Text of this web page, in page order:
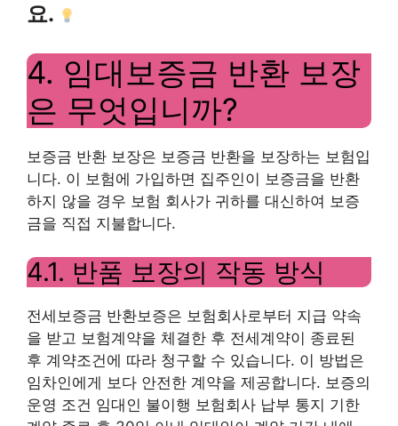
요.
4. 임대보증금 반환 보장
은 무엇입니까?
보증금 반환 보장은 보증금 반환을 보장하는 보험입
니다. 이 보험에 가입하면 집주인이 보증금을 반환
하지 않을 경우 보험 회사가 귀하를 대신하여 보증
금을 직접 지불합니다.
4.1. 반품 보장의 작동 방식
전세보증금 반환보증은 보험회사로부터 지급 약속
을 받고 보험계약을 체결한 후 전세계약이 종료된
후 계약조건에 따라 청구할 수 있습니다. 이 방법은
임차인에게 보다 안전한 계약을 제공합니다. 보증의
운영 조건 임대인 불이행 보험회사 납부 통지 기한